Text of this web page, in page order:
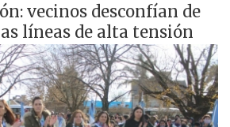
vecinos desconfían de
líneas de alta tensión